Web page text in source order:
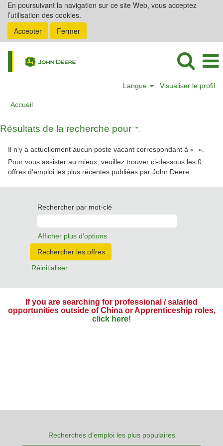
En poursuivant la navigation sur ce site Web, vous acceptez
l’utilisation des cookies.
Accepter
Fermer
Langue Visualiser le profil
Accueil
Résultats de la recherche pour "".
Il n’y a actuellement aucun poste vacant correspondant à « ».
Pour vous assister au mieux, veuillez trouver ci-dessous les 0
offres d’emploi les plus récentes publiées par John Deere.
Rechercher par mot-clé
Afficher plus d’options
Réinitialiser
If you are searching for professional / salaried
opportunities outside of China or Apprenticeship roles,
click here!
Recherches d’emploi les plus populaires